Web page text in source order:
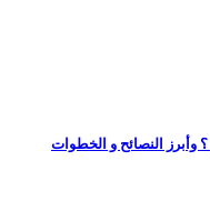
وأبرز النصائح و الخطوات